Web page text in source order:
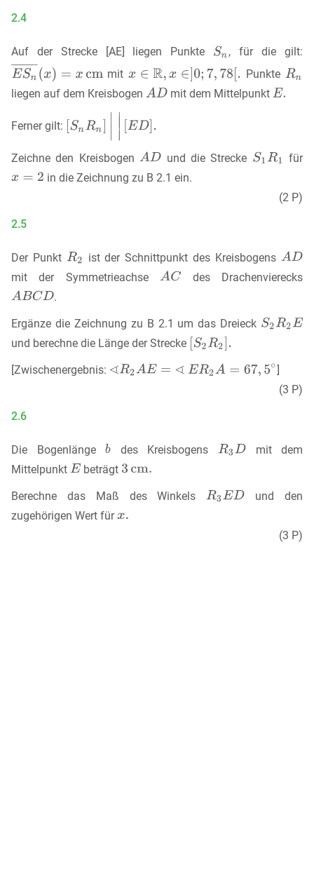
2.4
Auf der Strecke [AE] liegen Punkte
, für die gilt:
mit
Punkte
liegen auf dem Kreisbogen
mit dem Mittelpunkt
Ferner gilt:
Zeichne den Kreisbogen und die Strecke
für
in die Zeichnung zu B 2.1 ein.
(2 P)
2.5
Der Punkt
ist der Schnittpunkt des Kreisbogens
mit der Symmetrieachse
des Drachenvierecks
.
Ergänze die Zeichnung zu B 2.1 um das Dreieck
und berechne die Länge der Strecke
[Zwischenergebnis:
]
(3 P)
2.6
Die Bogenlänge des Kreisbogens
mit dem
Mittelpunkt
beträgt
Berechne das Maß des Winkels
und den
zugehörigen Wert für
(3 P)